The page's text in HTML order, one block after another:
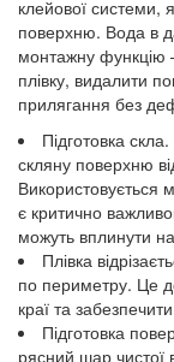
клейової системи,
поверхню. Вода в
монтажну функцію
плівку, видалити
прилягання без
Підготовка
скляну поверхню
Використовується
є критично
можуть вплинути
Плівка
по периметру. Це
краї та
Підготовка
рясний шар чистої